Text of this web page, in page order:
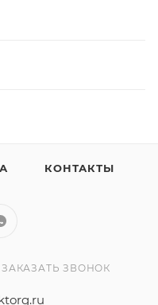
КОНТАКТЫ
ЗАКАЗАТЬ ЗВОНОК